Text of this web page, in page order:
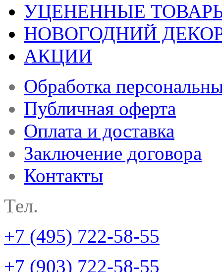
УЦЕНЕННЫЕ
НОВОГОДНИЙ
АКЦИИ
Обработка
Публичная оферта
Оплата и доставка
Заключение договора
Контакты
Тел.
+7 (495) 722-58-55
+7 (903) 722-58-55